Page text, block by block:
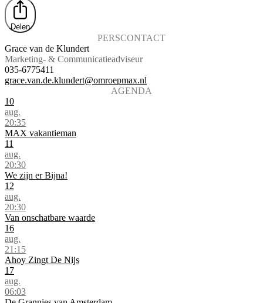
Delen
PERSCONTACT
Grace van de Klundert
Marketing- & Communicatieadviseur
035-6775411
grace.van.de.klundert@omroepmax.nl
AGENDA
10
aug.
20:35
MAX vakantieman
11
aug.
20:30
We zijn er Bijna!
12
aug.
20:30
Van onschatbare waarde
16
aug.
21:15
Ahoy Zingt De Nijs
17
aug.
06:03